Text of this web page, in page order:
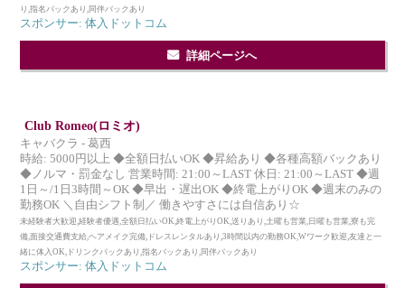
り,指名バックあり,同伴バックあり
スポンサー: 体入ドットコム
詳細ページへ
Club Romeo(ロミオ)
キャバクラ - 葛西
時給: 5000円以上 ◆全額日払いOK ◆昇給あり ◆各種高額バックあり
◆ノルマ・罰金なし 営業時間: 21:00～LAST 休日: 21:00～LAST ◆週
1日～/1日3時間～OK ◆早出・遅出OK ◆終電上がりOK ◆週末のみの
勤務OK ＼自由シフト制／ 働きやすさには自信あり☆
未経験者大歓迎,経験者優遇,全額日払いOK,終電上がりOK,送りあり,土曜も営業,日曜も営業,寮も完
備,面接交通費支給,ヘアメイク完備,ドレスレンタルあり,3時間以内の勤務OK,Wワーク歓迎,友達と一
緒に体入OK,ドリンクバックあり,指名バックあり,同伴バックあり
スポンサー: 体入ドットコム